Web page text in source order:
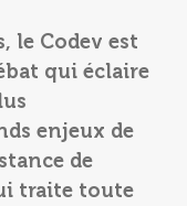
le Codev est
qui éclaire
enjeux de
de
traite toute